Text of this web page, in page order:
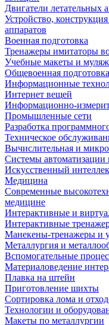
Двигатели летательных
Устройство,
аппаратов
Военная подготовка
Тренажеры имитаторы
Учебные макеты и
Общевоенная подготовка
Информационные
Интернет вещей
Информационно-
Промышленные сети
Разработка
Техническое
Вычислительная и
Системы автоматизации
Искусственный
Медицина
Современные
медицине
Интерактивные и
Интерактивные
Манекены-тренажеры и
Металлургия и
Вспомогательные
Материаловедение
Плавка на штейн
Приготовление шихты
Сортировка лома и
Технологии и
Макеты по металлургии